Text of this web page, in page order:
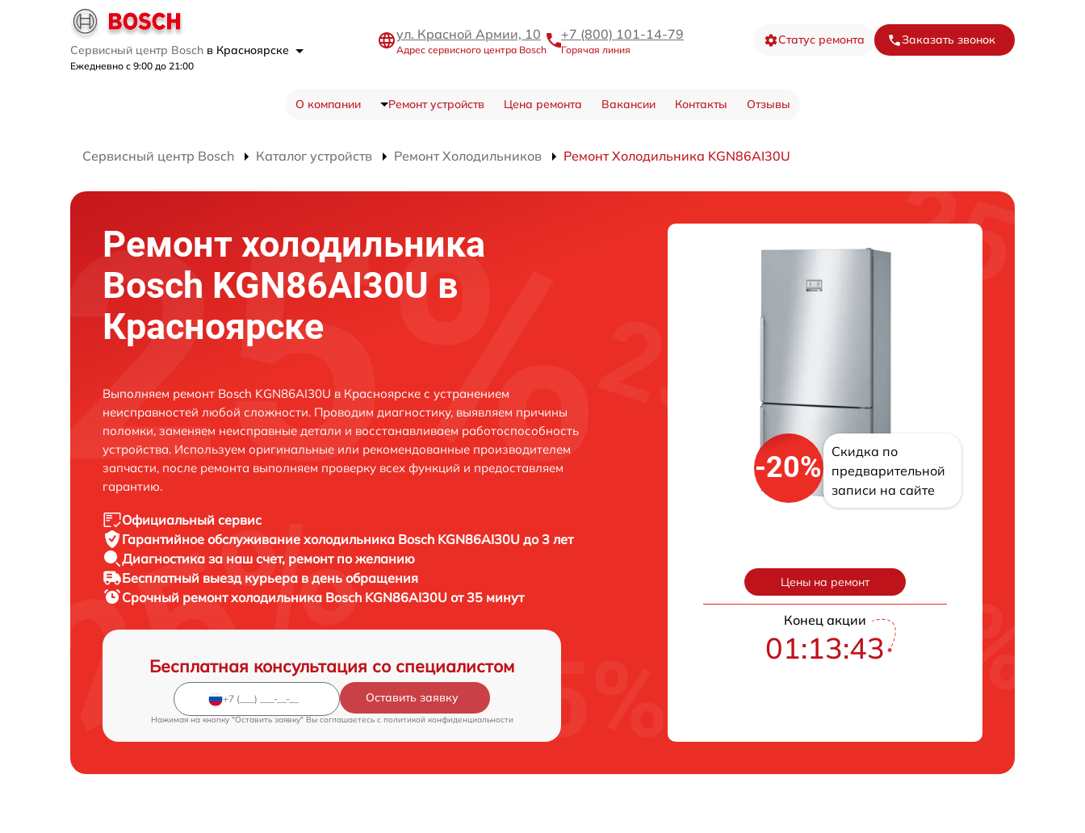
Сервисный центр Bosch в Красноярске
Ежедневно с 9:00 до 21:00
ул. Красной Армии, 10
Адрес сервисного центра Bosch
+7 (800) 101-14-79
Горячая линия
Статус ремонта Заказать звонок
О компании Ремонт устройств Цена ремонта Вакансии Контакты Отзывы
Сервисный центр Bosch Каталог устройств Ремонт Холодильников Ремонт Холодильника KGN86AI30U
Ремонт холодильника
Bosch KGN86AI30U в
Красноярске
Выполняем ремонт Bosch KGN86AI30U в Красноярске с устранением
неисправностей любой сложности. Проводим диагностику, выявляем причины
поломки, заменяем неисправные детали и восстанавливаем работоспособность
устройства. Используем оригинальные или рекомендованные производителем
запчасти, после ремонта выполняем проверку всех функций и предоставляем
гарантию.
Официальный сервис
Гарантийное обслуживание холодильника Bosch KGN86AI30U до 3 лет
Диагностика за наш счет, ремонт по желанию
Бесплатный выезд курьера в день обращения
Срочный ремонтхолодильника Bosch KGN86AI30U от 35 минут
Бесплатная консультация со специалистом
Оставить заявку
Нажимая на кнопку "Оставить заявку" Вы соглашаетесь c политикой конфиденциальности
-20%
Скидка по
предварительной
записи на сайте
Цены на ремонт
Конец акции
01:13:43